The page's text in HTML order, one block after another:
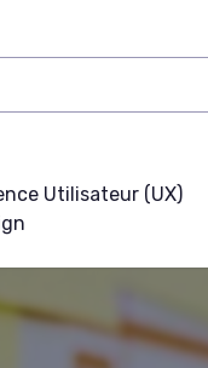
Utilisateur (UX)